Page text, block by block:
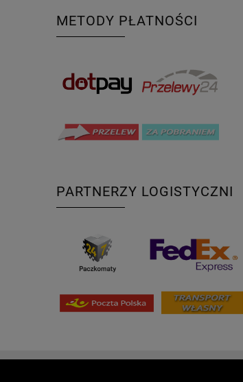
METODY PŁATNOŚCI
PARTNERZY LOGISTYCZNI